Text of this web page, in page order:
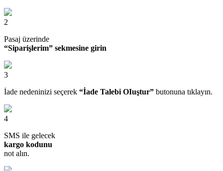
2
Pasaj üzerinde
“Siparişlerim” sekmesine girin
3
İade nedeninizi seçerek “İade Talebi OIuştur” butonuna tıklayın.
4
SMS ile gelecek
kargo kodunu
not alın.